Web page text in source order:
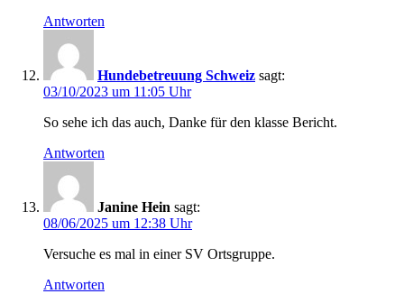
Antworten
Hundebetreuung Schweiz sagt:
03/10/2023 um 11:05 Uhr
So sehe ich das auch, Danke für den klasse Bericht.
Antworten
Janine Hein sagt:
08/06/2025 um 12:38 Uhr
Versuche es mal in einer SV Ortsgruppe.
Antworten